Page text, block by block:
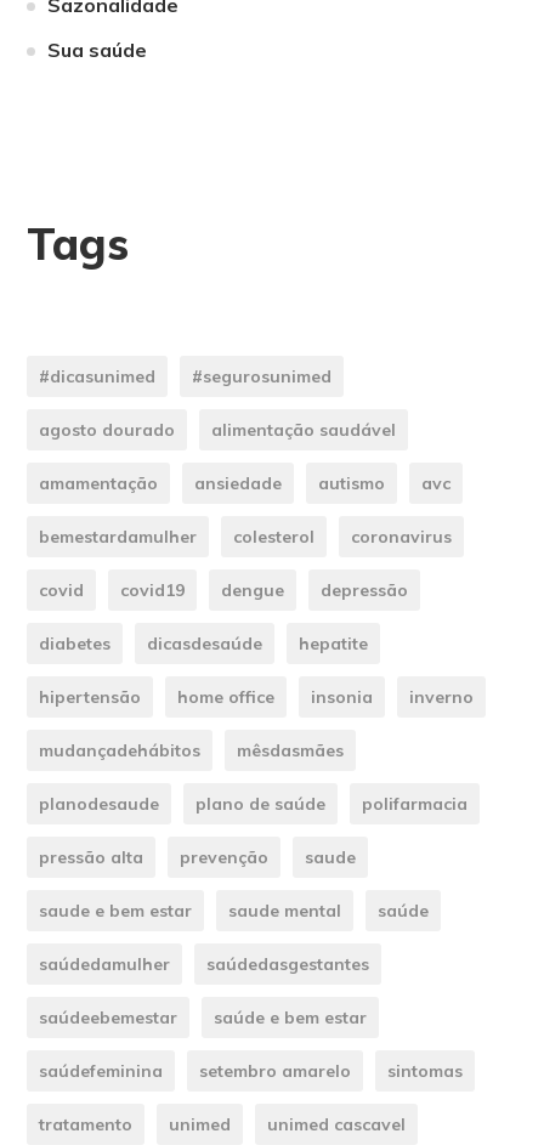
Sazonalidade
Sua saúde
Tags
#dicasunimed #segurosunimed
agosto dourado alimentação saudável
amamentação ansiedade autismo avc
bemestardamulher colesterol coronavirus
covid covid19 dengue depressão
diabetes dicasdesaúde hepatite
hipertensão home office insonia inverno
mudançadehábitos mêsdasmães
planodesaude plano de saúde polifarmacia
pressão alta prevenção saude
saude e bem estar saude mental saúde
saúdedamulher saúdedasgestantes
saúdeebemestar saúde e bem estar
saúdefeminina setembro amarelo sintomas
tratamento unimed unimed cascavel